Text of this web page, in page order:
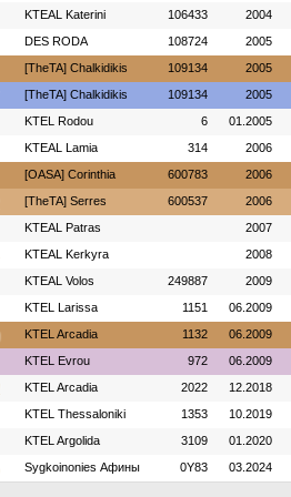
KTEAL Katerini 106433 2004
DES RODA 108724 2005
[TheTA] Chalkidikis 109134 2005
[TheTA] Chalkidikis 109134 2005
ΚΤΕL Rodou 6 01.2005
KTEAL Lamia 314 2006
[OASA] Corinthia 600783 2006
[TheTA] Serres 600537 2006
KTEAL Patras 2007
KTEAL Kerkyra 2008
KTEAL Volos 249887 2009
KTEL Larissa 1151 06.2009
KTEL Arcadia 1132 06.2009
KTEL Evrou 972 06.2009
KTEL Arcadia 2022 12.2018
KTEL Thessaloniki 1353 10.2019
KTEL Argolida 3109 01.2020
Sygkoinonies Афины 0Y83 03.2024